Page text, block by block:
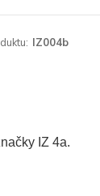
IZ004b
IZ 4a.